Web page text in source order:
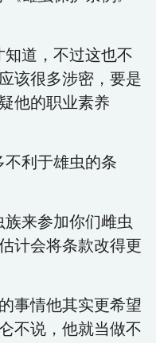
知道，不过这也不
该很多涉密，要是
他的职业素养
不利于雄虫的条
来参加你们雌虫
计会将条款改得更
事情他其实更希望
不说，他就当做不